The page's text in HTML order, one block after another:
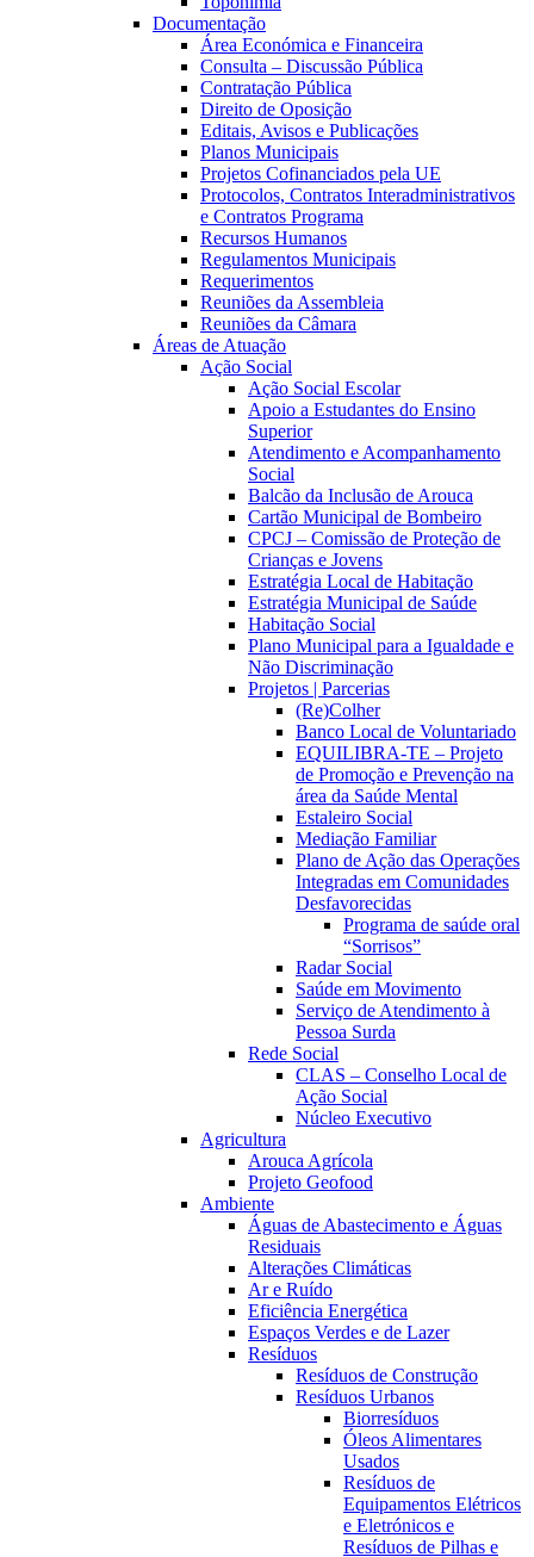
Documentação
Área Económica e Financeira
Consulta – Discussão Pública
Contratação Pública
Direito de Oposição
Editais, Avisos e Publicações
Planos Municipais
Projetos Cofinanciados pela UE
Protocolos, Contratos Interadministrativos
e Contratos Programa
Recursos Humanos
Regulamentos Municipais
Requerimentos
Reuniões da Assembleia
Reuniões da Câmara
Áreas de Atuação
Ação Social
Ação Social Escolar
Apoio a Estudantes do Ensino
Superior
Atendimento e Acompanhamento
Social
Balcão da Inclusão de Arouca
Cartão Municipal de Bombeiro
CPCJ – Comissão de Proteção de
Crianças e Jovens
Estratégia Local de Habitação
Estratégia Municipal de Saúde
Habitação Social
Plano Municipal para a Igualdade e
Não Discriminação
Projetos | Parcerias
(Re)Colher
Banco Local de Voluntariado
EQUILIBRA-TE – Projeto
de Promoção e Prevenção na
área da Saúde Mental
Estaleiro Social
Mediação Familiar
Plano de Ação das Operações
Integradas em Comunidades
Desfavorecidas
Programa de saúde oral
“Sorrisos”
Radar Social
Saúde em Movimento
Serviço de Atendimento à
Pessoa Surda
Rede Social
CLAS – Conselho Local de
Ação Social
Núcleo Executivo
Agricultura
Arouca Agrícola
Projeto Geofood
Ambiente
Águas de Abastecimento e Águas
Residuais
Alterações Climáticas
Ar e Ruído
Eficiência Energética
Espaços Verdes e de Lazer
Resíduos
Resíduos de Construção
Resíduos Urbanos
Biorresíduos
Óleos Alimentares
Usados
Resíduos de
Equipamentos Elétricos
e Eletrónicos e
Resíduos de Pilhas e